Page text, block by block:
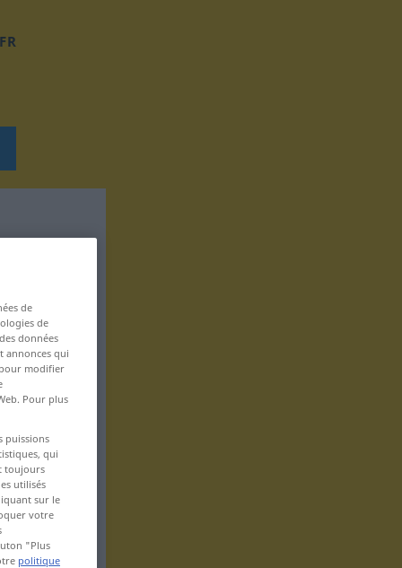
FR
de
de
données
annonces qui
modifier
Pour plus
puissions
qui
toujours
utilisés
sur le
votre
"Plus
politique